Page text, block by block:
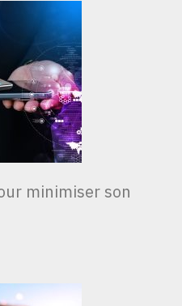
minimiser son